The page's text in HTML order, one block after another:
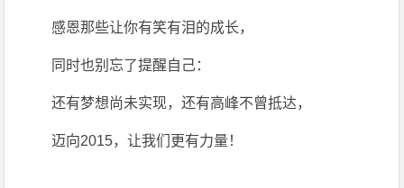
感恩那些让你有笑有泪的成长，
同时也别忘了提醒自己：
还有梦想尚未实现，还有高峰不曾抵达，
迈向2015，让我们更有力量！